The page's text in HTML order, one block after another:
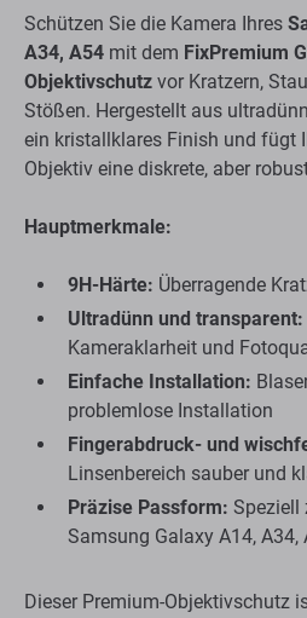
Schützen Sie die Kamera Ihres
A34, A54 mit dem FixPremium
Objektivschutz vor Kratzern,
Stößen. Hergestellt aus
ein kristallklares Finish und fügt
Objektiv eine diskrete, aber
Hauptmerkmale:
9H-Härte: Überragende
Ultradünn und transparent:
Kameraklarheit und
Einfache Installation:
problemlose Installation
Fingerabdruck- und
Linsenbereich sauber und
Präzise Passform: Speziell
Samsung Galaxy A14, A34,
Dieser Premium-Objektivschutz